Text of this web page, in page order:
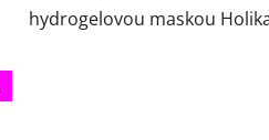
hydrogelovou maskou